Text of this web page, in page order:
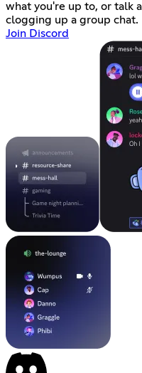
what you're up to, or talk
clogging up a group chat.
Join Discord